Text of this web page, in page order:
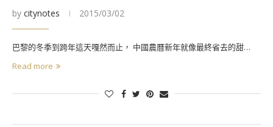
by citynotes 2015/03/02
巴黎的冬季到跨年這天嘎然而止， 中國農曆新年就像最終省去的甜…
Read more